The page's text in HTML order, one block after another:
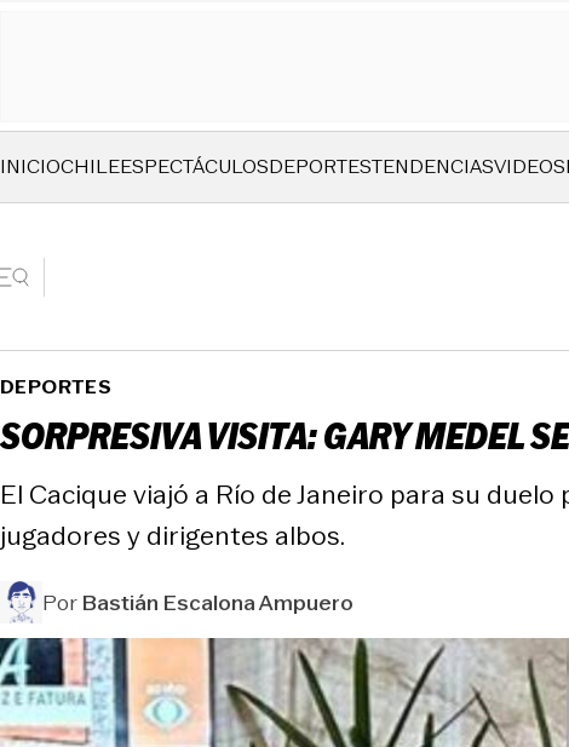
INICIOCHILEESPECTÁCULOSDEPORTESTENDENCIASVIDEOS
DEPORTES
SORPRESIVA VISITA: GARY MEDEL
El Cacique viajó a Río de Janeiro para su
jugadores y dirigentes albos.
PorBastián Escalona Ampuero